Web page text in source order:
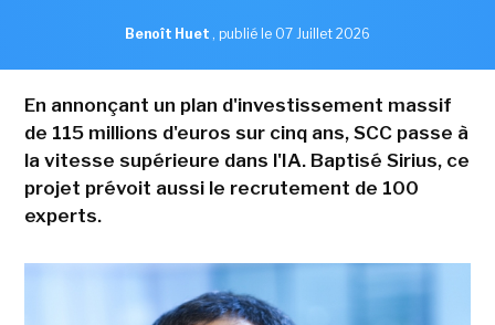
Benoît Huet , publié le 07 Juillet 2026
En annonçant un plan d'investissement massif
de 115 millions d'euros sur cinq ans, SCC passe à
la vitesse supérieure dans l'IA. Baptisé Sirius, ce
projet prévoit aussi le recrutement de 100
experts.